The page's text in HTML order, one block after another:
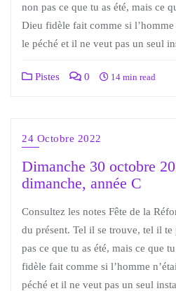
non pas ce que tu as été, mais ce
Dieu fidèle fait comme si l’homme
le péché et il ne veut pas un seul
Pistes 0 14 min read
24 Octobre 2022
Dimanche 30 octobre
dimanche, année C
Consultez les notes Fête de la
du présent. Tel il se trouve, tel il te
pas ce que tu as été, mais ce que
fidèle fait comme si l’homme
péché et il ne veut pas un seul